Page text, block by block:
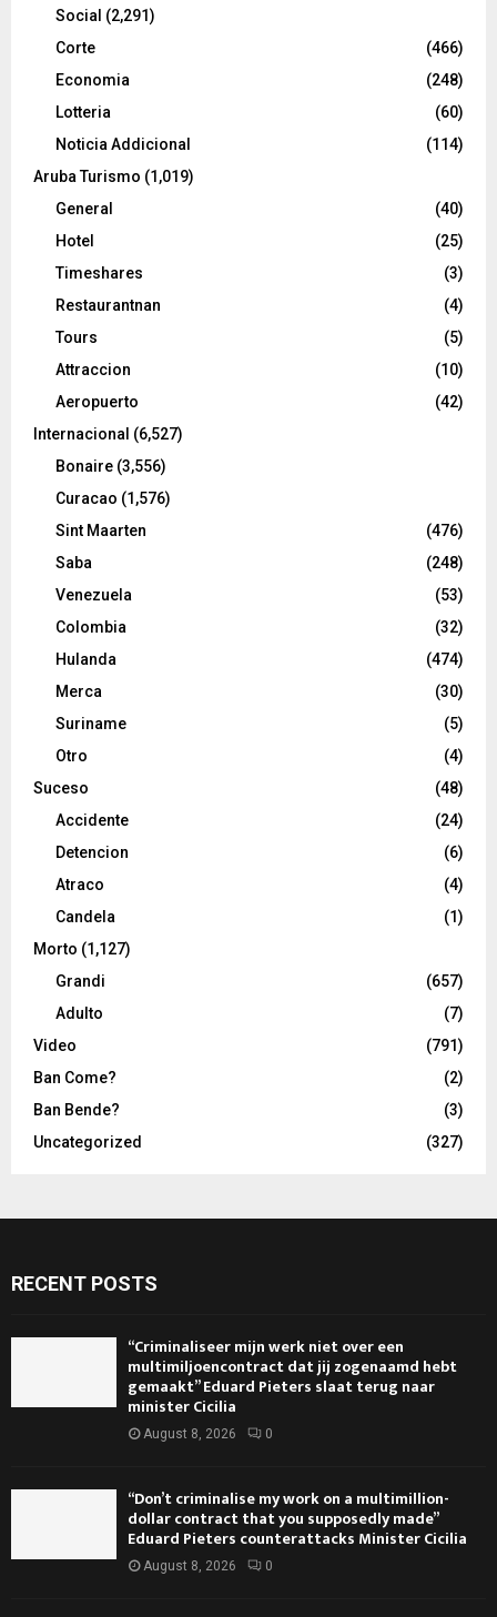
Social (2,291)
Corte
(466)
Economia
(248)
Lotteria
(60)
Noticia Addicional
(114)
Aruba Turismo (1,019)
General
(40)
Hotel
(25)
Timeshares
(3)
Restaurantnan
(4)
Tours
(5)
Attraccion
(10)
Aeropuerto
(42)
Internacional (6,527)
Bonaire (3,556)
Curacao (1,576)
Sint Maarten
(476)
Saba
(248)
Venezuela
(53)
Colombia
(32)
Hulanda
(474)
Merca
(30)
Suriname
(5)
Otro
(4)
Suceso
(48)
Accidente
(24)
Detencion
(6)
Atraco
(4)
Candela
(1)
Morto (1,127)
Grandi
(657)
Adulto
(7)
Video
(791)
Ban Come?
(2)
Ban Bende?
(3)
Uncategorized
(327)
RECENT POSTS
“Criminaliseer mijn werk niet over een
multimiljoencontract dat jij zogenaamd hebt
gemaakt” Eduard Pieters slaat terug naar
minister Cicilia
August 8, 2026 0
“Don’t criminalise my work on a multimillion-
dollar contract that you supposedly made”
Eduard Pieters counterattacks Minister Cicilia
August 8, 2026 0